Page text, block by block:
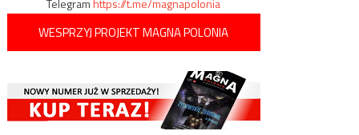
WESPRZYJ PROJEKT MAGNA POLONIA